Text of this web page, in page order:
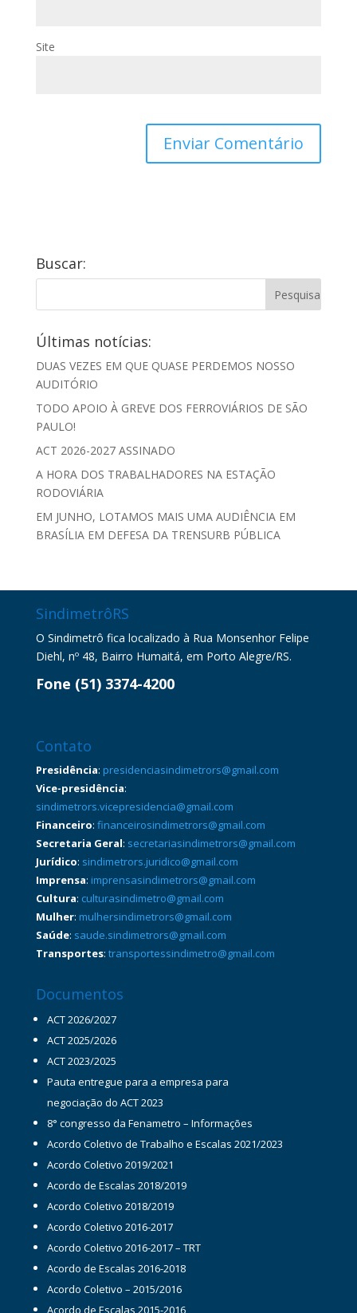
Site
Buscar:
Últimas notícias:
DUAS VEZES EM QUE QUASE PERDEMOS NOSSO
AUDITÓRIO
TODO APOIO À GREVE DOS FERROVIÁRIOS DE SÃO
PAULO!
ACT 2026-2027 ASSINADO
A HORA DOS TRABALHADORES NA ESTAÇÃO
RODOVIÁRIA
EM JUNHO, LOTAMOS MAIS UMA AUDIÊNCIA EM
BRASÍLIA EM DEFESA DA TRENSURB PÚBLICA
SindimetrôRS
O Sindimetrô fica localizado à Rua Monsenhor Felipe
Diehl, nº 48, Bairro Humaitá, em Porto Alegre/RS.
Fone (51) 3374-4200
Contato
Presidência: presidenciasindimetrors@gmail.com
Vice-presidência:
sindimetrors.vicepresidencia@gmail.com
Financeiro: financeirosindimetrors@gmail.com
Secretaria Geral: secretariasindimetrors@gmail.com
Jurídico: sindimetrors.juridico@gmail.com
Imprensa: imprensasindimetrors@gmail.com
Cultura: culturasindimetro@gmail.com
Mulher: mulhersindimetrors@gmail.com
Saúde: saude.sindimetrors@gmail.com
Transportes: transportessindimetro@gmail.com
Documentos
ACT 2026/2027
ACT 2025/2026
ACT 2023/2025
Pauta entregue para a empresa para
negociação do ACT 2023
8° congresso da Fenametro – Informações
Acordo Coletivo de Trabalho e Escalas 2021/2023
Acordo Coletivo 2019/2021
Acordo de Escalas 2018/2019
Acordo Coletivo 2018/2019
Acordo Coletivo 2016-2017
Acordo Coletivo 2016-2017 – TRT
Acordo de Escalas 2016-2018
Acordo Coletivo – 2015/2016
Acordo de Escalas 2015-2016